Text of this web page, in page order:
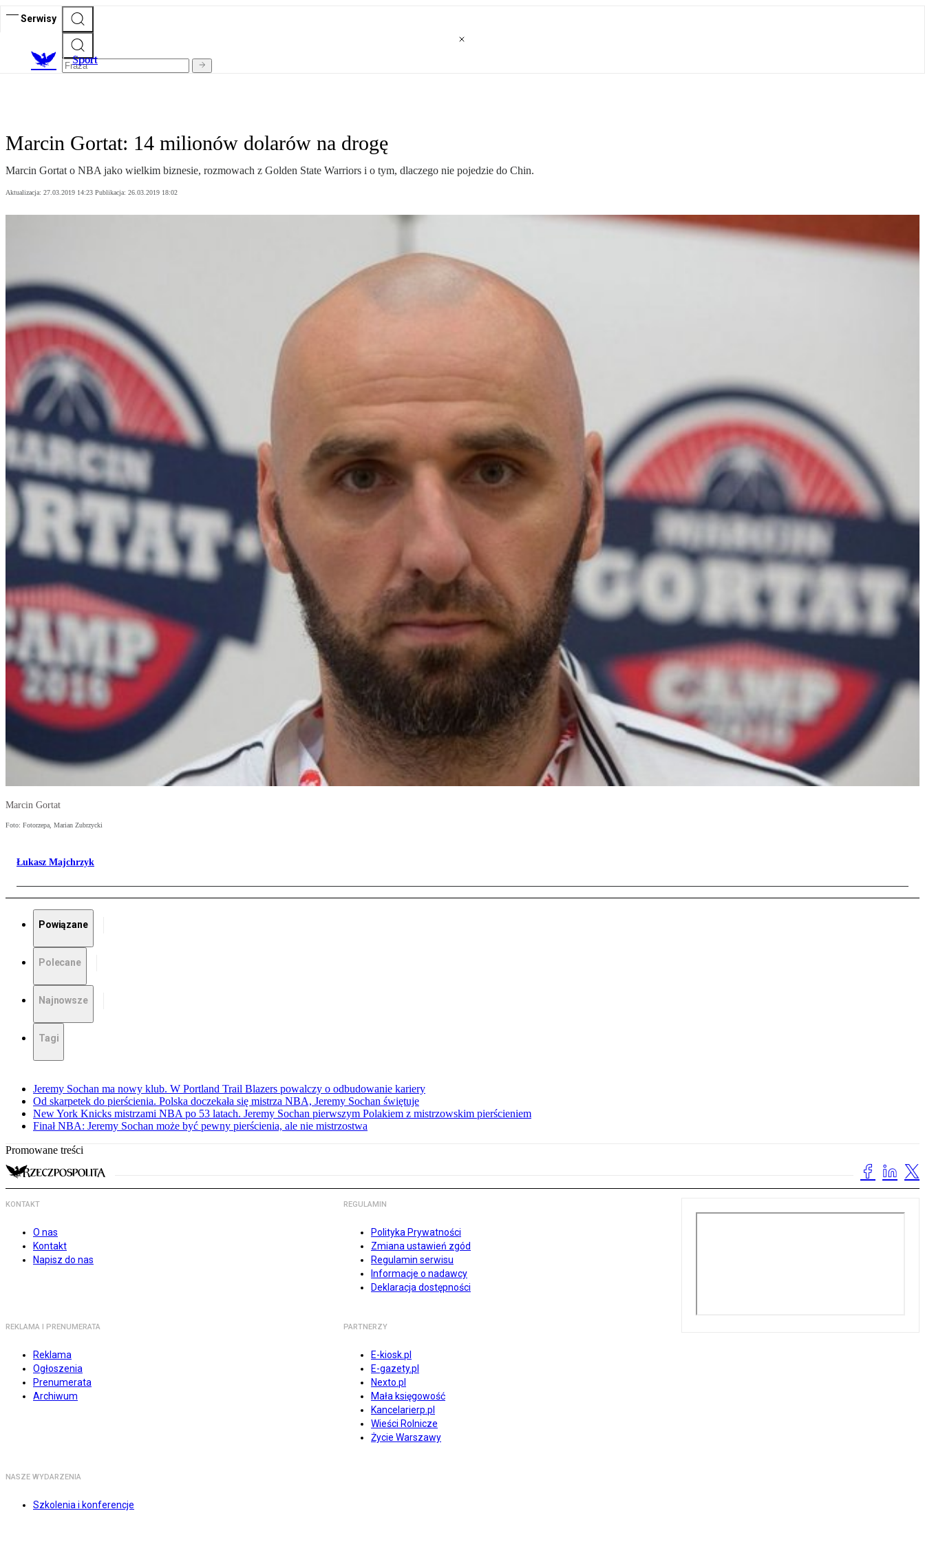
Serwisy
Sport
Marcin Gortat: 14 milionów dolarów na drogę
Marcin Gortat o NBA jako wielkim biznesie, rozmowach z Golden State Warriors i o tym, dlaczego nie pojedzie do Chin.
Aktualizacja: 27.03.2019 14:23 Publikacja: 26.03.2019 18:02
Marcin Gortat
Foto: Fotorzepa, Marian Zubrzycki
Łukasz Majchrzyk
Powiązane
Polecane
Najnowsze
Tagi
Jeremy Sochan ma nowy klub. W Portland Trail Blazers powalczy o odbudowanie kariery
Od skarpetek do pierścienia. Polska doczekała się mistrza NBA, Jeremy Sochan świętuje
New York Knicks mistrzami NBA po 53 latach. Jeremy Sochan pierwszym Polakiem z mistrzowskim pierścieniem
Finał NBA: Jeremy Sochan może być pewny pierścienia, ale nie mistrzostwa
Promowane treści
KONTAKT
O nas
Kontakt
Napisz do nas
REGULAMIN
Polityka Prywatności
Zmiana ustawień zgód
Regulamin serwisu
Informacje o nadawcy
Deklaracja dostępności
REKLAMA I PRENUMERATA
Reklama
Ogłoszenia
Prenumerata
Archiwum
PARTNERZY
E-kiosk.pl
E-gazety.pl
Nexto.pl
Mała księgowość
Kancelarierp.pl
Wieści Rolnicze
Życie Warszawy
NASZE WYDARZENIA
Szkolenia i konferencje